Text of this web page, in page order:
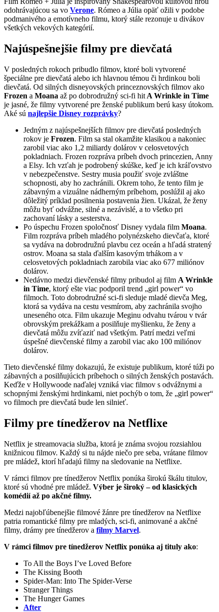
odohrávajúcou sa vo Verone. Rómeo a Júlia opäť ožili v podobe
podmanivého a emotívneho filmu, ktorý stále rezonuje u divákov
všetkých vekových kategórií.
Najúspešnejšie filmy pre dievčatá
V posledných rokoch pribudlo filmov, ktoré boli vytvorené
špeciálne pre dievčatá alebo ich hlavnou témou či hrdinkou boli
dievčatá. Od silných disneyovských princeznovských filmov ako
Frozen a Moana až po dobrodružný sci-fi hit A Wrinkle in Time
je jasné, že filmy vytvorené pre ženské publikum berú kasy útokom.
Aké sú najlepšie Disney rozprávky?
Jedným z najúspešnejších filmov pre dievčatá posledných
rokov je Frozen. Film sa stal okamžite klasikou a nakoniec
zarobil viac ako 1,2 miliardy dolárov v celosvetových
pokladniach. Frozen rozpráva príbeh dvoch princezien, Anny
a Elsy. Ich vzťah je podrobený skúške, keď je ich kráľovstvo
v nebezpečenstve. Sestry musia použiť svoje zvláštne
schopnosti, aby ho zachránili. Okrem toho, že tento film je
zábavným a vizuálne nádherným príbehom, poslúžil aj ako
dôležitý príklad posilnenia postavenia žien. Ukázal, že ženy
môžu byť odvážne, silné a nezávislé, a to všetko pri
zachovaní lásky a sesterstva.
Po úspechu Frozen spoločnosť Disney vydala film Moana.
Film rozpráva príbeh mladého polynézskeho dievčaťa, ktoré
sa vydáva na dobrodružnú plavbu cez oceán a hľadá stratený
ostrov. Moana sa stala ďalším kasovým trhákom a v
celosvetových pokladniach zarobila viac ako 677 miliónov
dolárov.
Nedávno medzi dievčenské filmy pribudol aj film A Wrinkle
in Time, ktorý ešte viac podporil trend „girl power“ vo
filmoch. Toto dobrodružné sci-fi sleduje mladé dievča Meg,
ktorá sa vydáva na cestu vesmírom, aby zachránila svojho
uneseného otca. Film ukazuje Meginu odvahu tvárou v tvár
obrovským prekážkam a posilňuje myšlienku, že ženy a
dievčatá môžu zvíťaziť nad všetkým. Patrí medzi veľmi
úspešné dievčenské filmy a zarobil viac ako 100 miliónov
dolárov.
Tieto dievčenské filmy dokazujú, že existuje publikum, ktoré túži po
zábavných a posilňujúcich príbehoch o silných ženských postavách.
Keďže v Hollywoode naďalej vzniká viac filmov s odvážnymi a
schopnými ženskými hrdinkami, niet pochýb o tom, že „girl power“
vo filmoch pre dievčatá bude len silnieť.
Filmy pre tínedžerov na Netflixe
Netflix je streamovacia služba, ktorá je známa svojou rozsiahlou
knižnicou filmov. Každý si tu nájde niečo pre seba, vrátane filmov
pre mládež, ktorí hľadajú filmy na sledovanie na Netflixe.
V rámci filmov pre tínedžerov Netflix ponúka širokú škálu titulov,
ktoré sú vhodné pre mládež. Výber je široký – od klasických
komédií až po akčné filmy.
Medzi najobľúbenejšie filmové žánre pre tínedžerov na Netflixe
patria romantické filmy pre mladých, sci-fi, animované a akčné
filmy, drámy pre tínedžerov a filmy Marvel.
V rámci filmov pre tínedžerov Netflix ponúka aj tituly ako:
To All the Boys I’ve Loved Before
The Kissing Booth
Spider-Man: Into The Spider-Verse
Stranger Things
The Hunger Games
After